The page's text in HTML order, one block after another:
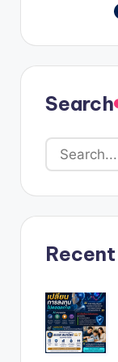
Search